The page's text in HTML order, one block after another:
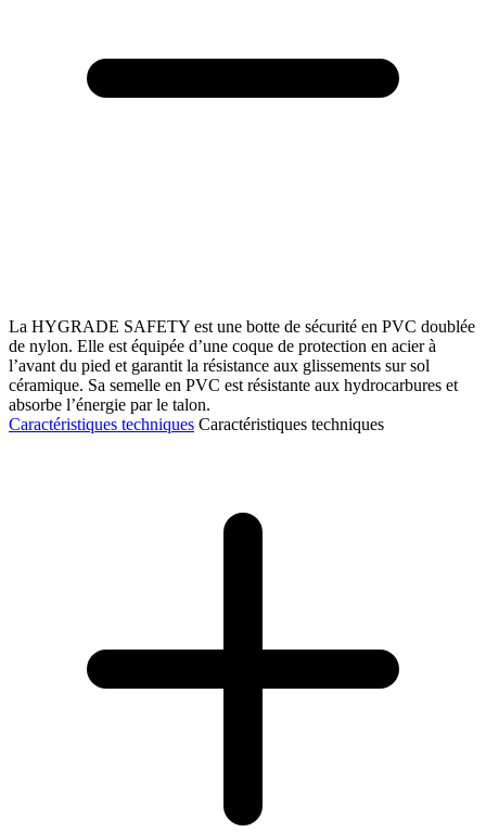
La HYGRADE SAFETY est une botte de sécurité en PVC doublée
de nylon. Elle est équipée d’une coque de protection en acier à
l’avant du pied et garantit la résistance aux glissements sur sol
céramique. Sa semelle en PVC est résistante aux hydrocarbures et
absorbe l’énergie par le talon.
Caractéristiques techniques Caractéristiques techniques